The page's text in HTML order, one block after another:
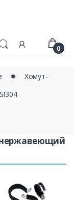
0
✹
Хомут-
нержавеющий